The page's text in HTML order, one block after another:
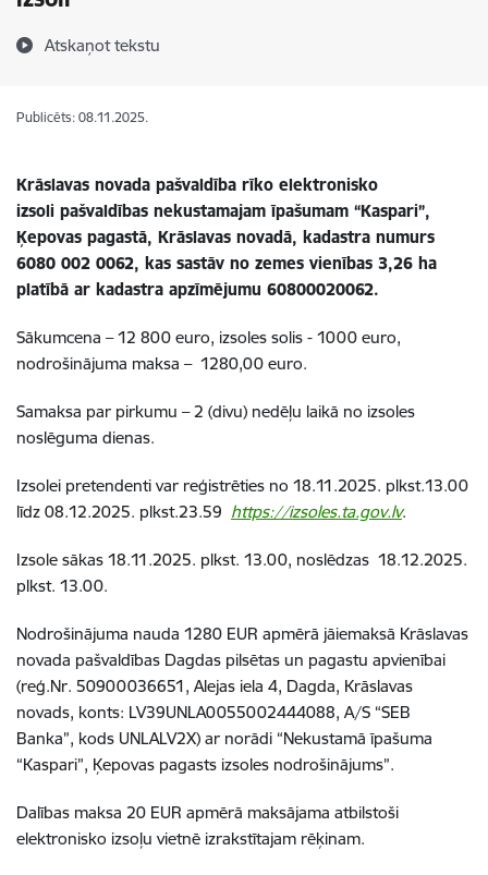
Atskaņot tekstu
Publicēts: 08.11.2025.
Krāslavas novada pašvaldība rīko elektronisko
izsoli pašvaldības nekustamajam īpašumam “Kaspari”,
Ķepovas pagastā, Krāslavas novadā, kadastra numurs
6080 002 0062, kas sastāv no zemes vienības 3,26 ha
platībā ar kadastra apzīmējumu 60800020062.
Sākumcena – 12 800 euro, izsoles solis - 1000 euro,
nodrošinājuma maksa – 1280,00 euro.
Samaksa par pirkumu – 2 (divu) nedēļu laikā no izsoles
noslēguma dienas.
Izsolei pretendenti var reģistrēties no 18.11.2025. plkst.13.00
līdz 08.12.2025. plkst.23.59 https://izsoles.ta.gov.lv.
Izsole sākas 18.11.2025. plkst. 13.00, noslēdzas 18.12.2025.
plkst. 13.00.
Nodrošinājuma nauda 1280 EUR apmērā jāiemaksā Krāslavas
novada pašvaldības Dagdas pilsētas un pagastu apvienībai
(reģ.Nr. 50900036651, Alejas iela 4, Dagda, Krāslavas
novads, konts: LV39UNLA0055002444088, A/S “SEB
Banka”, kods UNLALV2X) ar norādi “Nekustamā īpašuma
“Kaspari”, Ķepovas pagasts izsoles nodrošinājums”.
Dalības maksa 20 EUR apmērā maksājama atbilstoši
elektronisko izsoļu vietnē izrakstītajam rēķinam.